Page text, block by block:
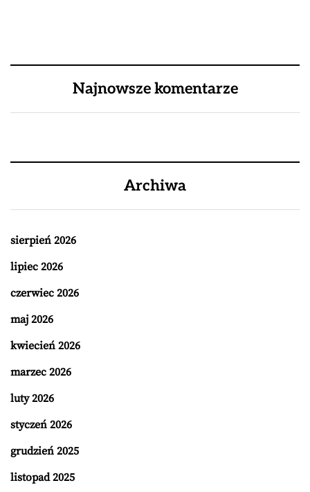
Najnowsze komentarze
Archiwa
sierpień 2026
lipiec 2026
czerwiec 2026
maj 2026
kwiecień 2026
marzec 2026
luty 2026
styczeń 2026
grudzień 2025
listopad 2025